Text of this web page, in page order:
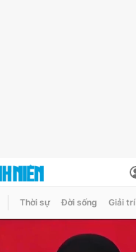
Thời sự Đời sống Giải trí